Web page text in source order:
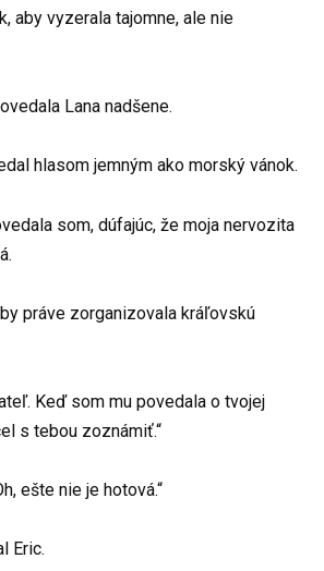
aby vyzerala tajomne, ale nie
Lana nadšene.
hlasom jemným ako morský vánok.
som, dúfajúc, že moja nervozita
práve zorganizovala kráľovskú
Keď som mu povedala o tvojej
s tebou zoznámiť.“
ešte nie je hotová.“
Eric.